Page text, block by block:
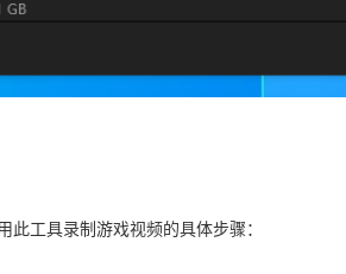
工具录制游戏视频的具体步骤：